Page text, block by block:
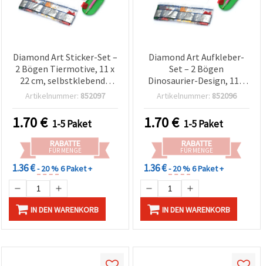
Diamond Art Sticker-Set –
2 Bögen Tiermotive, 11 x
22 cm, selbstklebende
Ausstanzteile für
Scrapbooking & DIY-
Verzierungen
Artikelnummer: 852097
1.70€ 1-5 Paket
RABATTE
FÜR MENGE
1.36 €- 20 %6 Paket +
IN DEN WARENKORB
Diamond Art Aufkleber-
Set – 2 Bögen
Dinosaurier-Design, 11 x
22 cm, selbstklebende
Kinderbasteln,
Scrapbooking & DIY-
Verzierungen
Artikelnummer: 852096
1.70€ 1-5 Paket
RABATTE
FÜR MENGE
1.36 €- 20 %6 Paket +
IN DEN WARENKORB